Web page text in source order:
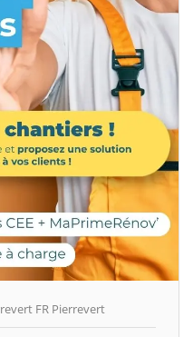
FR Pierrevert